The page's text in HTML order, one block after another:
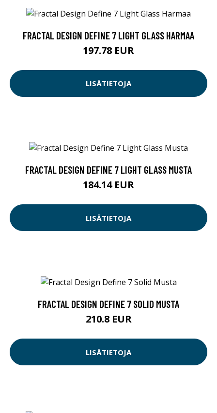
FRACTAL DESIGN DEFINE 7 LIGHT GLASS HARMAA
197.78 EUR
LISÄTIETOJA
FRACTAL DESIGN DEFINE 7 LIGHT GLASS MUSTA
184.14 EUR
LISÄTIETOJA
FRACTAL DESIGN DEFINE 7 SOLID MUSTA
210.8 EUR
LISÄTIETOJA